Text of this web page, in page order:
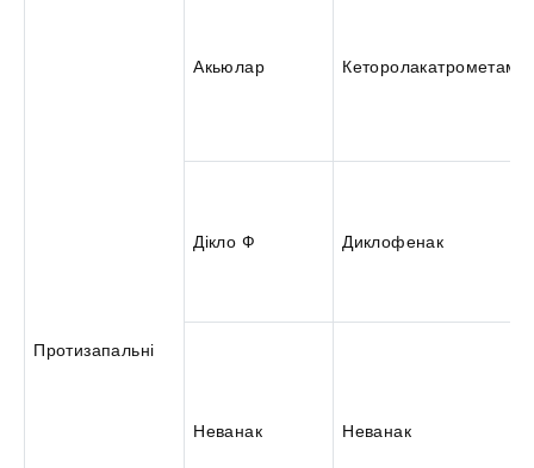
Протизапальні
Акьюлар Кеторолакатрометамін
Дікло Ф Диклофенак
Неванак Неванак